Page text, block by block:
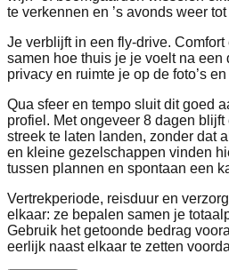
te verkennen en ’s avonds weer
Je verblijft in een fly-drive.
samen hoe thuis je je voelt na een
privacy en ruimte je op de foto’s
Qua sfeer en tempo sluit dit goed
profiel. Met ongeveer 8 dagen
streek te laten landen, zonder dat
en kleine gezelschappen vinden
tussen plannen en spontaan een
Vertrekperiode, reisduur en
elkaar: ze bepalen samen je
Gebruik het getoonde bedrag
eerlijk naast elkaar te zetten